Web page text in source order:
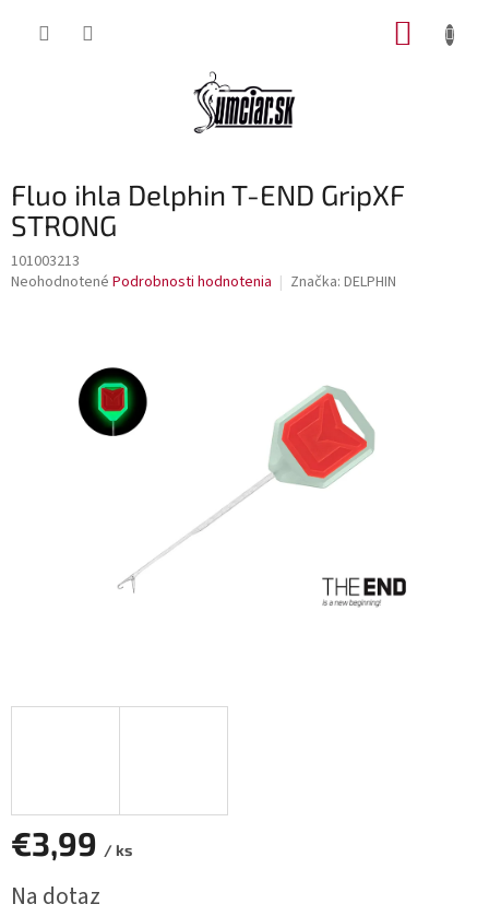
Fluo ihla Delphin T-END GripXF
STRONG
101003213
Priemerné
hviezdičiek.
Neohodnotené Podrobnosti hodnotenia Značka: DELPHIN
€3,99 / ks
cena:
Na dotaz